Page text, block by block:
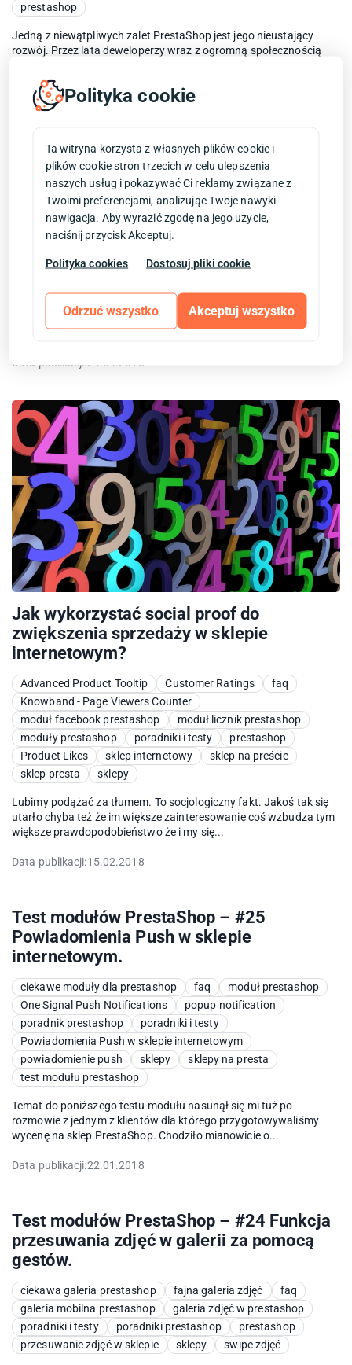
prestashop
Jedną z niewątpliwych zalet PrestaShop jest jego nieustający
rozwój. Przez lata deweloperzy wraz z ogromną społecznością
Data publikacji: 11.05.2018
Test modułów PrestaShop – #26 Captcha,
czyli jak walczyć ze spamem w sklepie
internetowym.
antyspam w prestashop captcha faq
google
jak walczyć ze spamem
moduł prestashop captcha
poradnik prestashop
poradniki i testy
prestashop spam
Test do tego modułu jest właściwie odpowiedzią na coraz
częstsze zgłoszenia naszych Klientów odnośnie spamu
zalewającego ich skrzynki pocztowe w liczbie nawet kilku...
Data publikacji:24.04.2018
Jak wykorzystać social proof do
zwiększenia sprzedaży w sklepie
internetowym?
Advanced Product Tooltip Customer Ratings
faq
Knowband - Page Viewers Counter
moduł facebook prestashop
moduł licznik prestashop
moduły prestashop
poradniki i testy
prestashop
Product Likes
sklep internetowy
sklep na preście
sklep presta
sklepy
Lubimy podążać za tłumem. To socjologiczny fakt. Jakoś tak się
utarło chyba też że im większe zainteresowanie coś wzbudza tym
większe prawdopodobieństwo że i my się...
Data publikacji:15.02.2018
Test modułów PrestaShop – #25
Powiadomienia Push w sklepie
internetowym.
ciekawe moduły dla prestashop faq
moduł prestashop
One Signal Push Notifications
popup notification
poradnik prestashop
poradniki i testy
Powiadomienia Push w sklepie internetowym
powiadomienie push
sklepy
sklepy na presta
test modułu prestashop
Temat do poniższego testu modułu nasunął się mi tuż po
rozmowie z jednym z klientów dla którego przygotowywaliśmy
wycenę na sklep PrestaShop. Chodziło mianowicie o...
Data publikacji:22.01.2018
Test modułów PrestaShop – #24 Funkcja
przesuwania zdjęć w galerii za pomocą
gestów.
ciekawa galeria prestashop fajna galeria zdjęć
faq
galeria mobilna prestashop
galeria zdjęć w prestashop
poradniki i testy
poradniki prestashop
prestashop
przesuwanie zdjęć w sklepie
sklepy swipe zdjęć
Polityka cookie
Ta witryna korzysta z własnych plików cookie i
plików cookie stron trzecich w celu ulepszenia
naszych usług i pokazywać Ci reklamy związane z
Twoimi preferencjami, analizując Twoje nawyki
nawigacja. Aby wyrazić zgodę na jego użycie,
naciśnij przycisk Akceptuj.
Polityka cookies Dostosuj pliki cookie
Odrzuć wszystko Akceptuj wszystko